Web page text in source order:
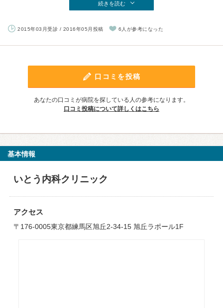
続きを読む
2015年03月受診 / 2016年05月投稿 6人が参考になった
口コミを投稿
あなたの口コミが病院を探している人の参考になります。
口コミ投稿について詳しくはこちら
基本情報
いとう内科クリニック
アクセス
〒176-0005東京都練馬区旭丘2-34-15 旭丘ラポール1F